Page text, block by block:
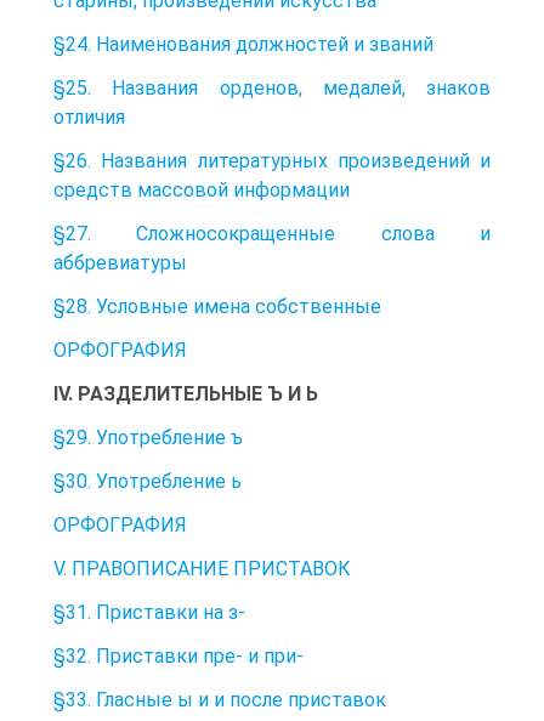
§24. Наименования должностей и званий
§25. Названия орденов, медалей, знаков
отличия
§26. Названия литературных произведений и
средств массовой информации
§27. Сложносокращенные слова и
аббревиатуры
§28. Условные имена собственные
ОРФОГРАФИЯ
IV. РАЗДЕЛИТЕЛЬНЫЕ Ъ И Ь
§29. Употребление ъ
§30. Употребление ь
ОРФОГРАФИЯ
V. ПРАВОПИСАНИЕ ПРИСТАВОК
§31. Приставки на з-
§32. Приставки пре- и при-
§33. Гласные ы и и после приставок